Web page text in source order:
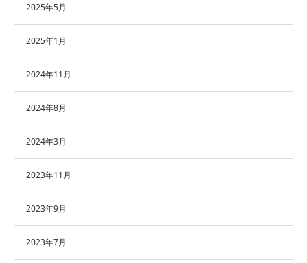
2025年5月
2025年1月
2024年11月
2024年8月
2024年3月
2023年11月
2023年9月
2023年7月